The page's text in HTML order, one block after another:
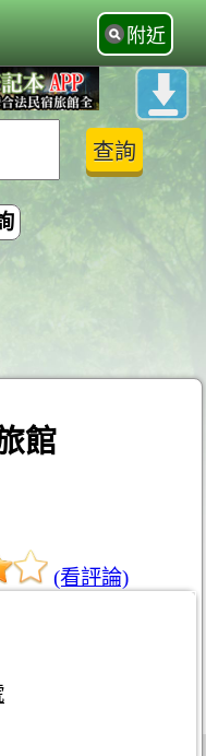
附近
館
(看評論)